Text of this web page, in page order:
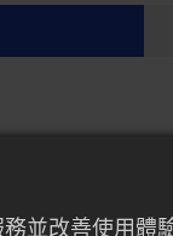
並改善使用